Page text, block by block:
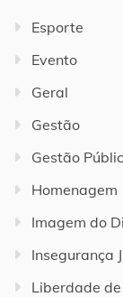
Esporte
Evento
Geral
Gestão
Gestão
Homenagem
Imagem do
Insegurança
Liberdade